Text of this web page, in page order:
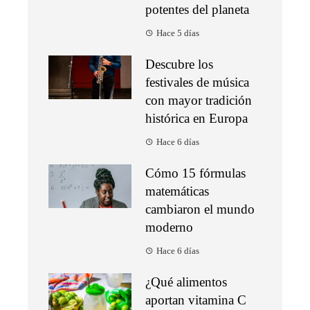
potentes del planeta
Hace 5 días
Descubre los
festivales de música
con mayor tradición
histórica en Europa
Hace 6 días
Cómo 15 fórmulas
matemáticas
cambiaron el mundo
moderno
Hace 6 días
¿Qué alimentos
aportan vitamina C